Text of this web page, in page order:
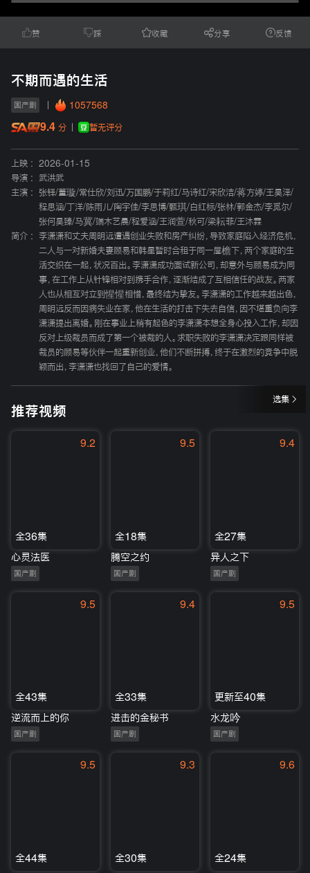
赞 踩 收藏 分享 反馈
不期而遇的生活
国产剧 1057568
9.4 分 暂无评分
上映 :
2026-01-15
导演 :
武洪武
主演 :
张铎/董璇/常仕欣/刘迅/万国鹏/于莉红/马诗红/宋欣洁/蒋方婷/王昊泽/
程思涵/丁洋/陈雨儿/陶宇佳/李思博/甄琪/白红标/张林/郭金杰/李觅尔/
张何昊臻/马冀/端木艺晨/程爱涵/王润萱/秋可/梁耘菲/王沐霖
简介 :
李潇潇和丈夫周明远遭遇创业失败和房产纠纷，导致家庭陷入经济危机，
二人与一对新婚夫妻顾易和韩星暂时合租于同一屋檐下，两个家庭的生
活交织在一起，状况百出。李潇潇成功面试新公司，却意外与顾易成为同
事，在工作上从针锋相对到携手合作，逐渐结成了互相信任的战友。两家
人也从相互对立到惺惺相惜，最终结为挚友。李潇潇的工作越来越出色，
周明远反而因病失业在家，他在生活的打击下失去自信，因不堪重负向李
潇潇提出离婚。刚在事业上稍有起色的李潇潇本想全身心投入工作，却因
反对上级裁员而成了第一个被裁的人。求职失败的李潇潇决定跟同样被
裁员的顾易等伙伴一起重新创业，他们不断拼搏，终于在激烈的竞争中脱
颖而出，李潇潇也找回了自己的爱情。
选集
推荐视频
9.2
全36集
心灵法医
国产剧
9.5
全18集
腾空之约
国产剧
9.4
全27集
异人之下
国产剧
9.5
全43集
逆流而上的你
国产剧
9.4
全33集
进击的金秘书
国产剧
9.5
更新至40集
水龙吟
国产剧
9.5
全44集
9.3
全30集
9.6
全24集